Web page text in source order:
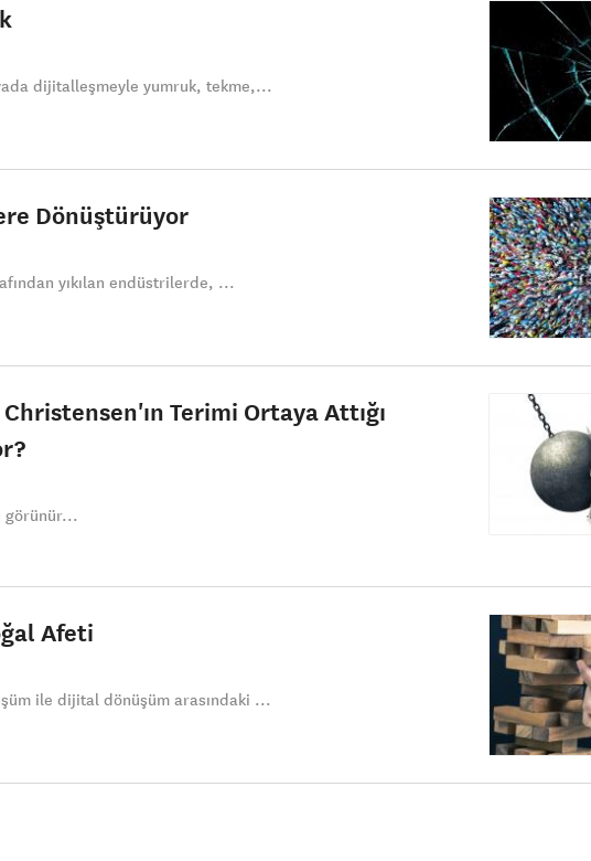
dijitalleşmeyle yumruk, tekme,...
Dönüştürüyor
yıkılan endüstrilerde, ...
Terimi Ortaya Attığı
görünür...
Afeti
ile dijital dönüşüm arasındaki ...